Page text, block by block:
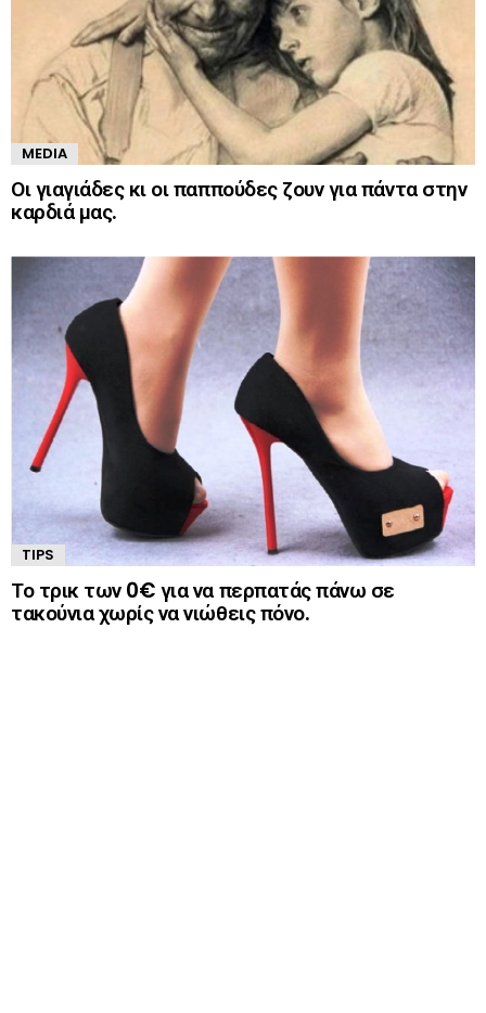
MEDIA
Οι γιαγιάδες κι οι παππούδες ζουν για πάντα στην
καρδιά μας.
TIPS
Το τρικ των 0€ για να περπατάς πάνω σε
τακούνια χωρίς να νιώθεις πόνο.